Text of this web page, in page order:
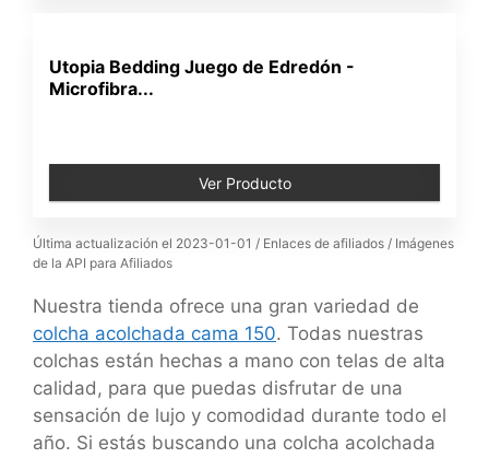
Utopia Bedding Juego de Edredón -
Microfibra...
Ver Producto
Última actualización el 2023-01-01 / Enlaces de afiliados / Imágenes
de la API para Afiliados
Nuestra tienda ofrece una gran variedad de
colcha acolchada cama 150. Todas nuestras
colchas están hechas a mano con telas de alta
calidad, para que puedas disfrutar de una
sensación de lujo y comodidad durante todo el
año. Si estás buscando una colcha acolchada